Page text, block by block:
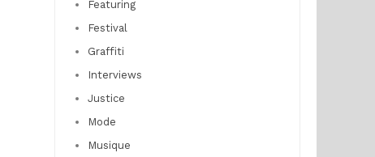
Featuring
Festival
Graffiti
Interviews
Justice
Mode
Musique